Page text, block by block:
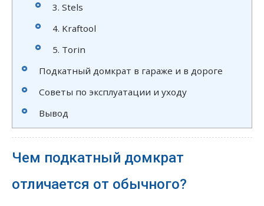
3. Stels
4. Kraftool
5. Torin
Подкатный домкрат в гараже и в дороге
Советы по эксплуатации и уходу
Вывод
Чем подкатный домкрат
отличается от обычного?